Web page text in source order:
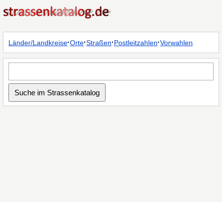
Länder/Landkreise·Orte·Straßen·Postleitzahlen·Vorwahlen